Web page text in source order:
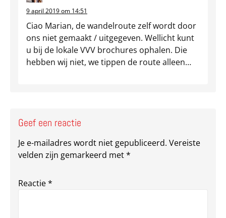
9 april 2019 om 14:51
Ciao Marian, de wandelroute zelf wordt door
ons niet gemaakt / uitgegeven. Wellicht kunt
u bij de lokale VVV brochures ophalen. Die
hebben wij niet, we tippen de route alleen…
Geef een reactie
Je e-mailadres wordt niet gepubliceerd. Vereiste
velden zijn gemarkeerd met*
Reactie*